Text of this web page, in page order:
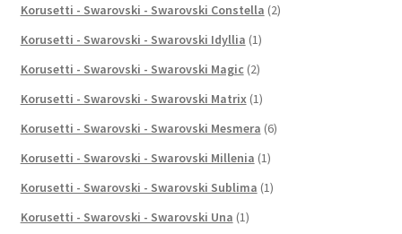
Korusetti - Swarovski - Swarovski Constella (2)
Korusetti - Swarovski - Swarovski Idyllia (1)
Korusetti - Swarovski - Swarovski Magic (2)
Korusetti - Swarovski - Swarovski Matrix (1)
Korusetti - Swarovski - Swarovski Mesmera (6)
Korusetti - Swarovski - Swarovski Millenia (1)
Korusetti - Swarovski - Swarovski Sublima (1)
Korusetti - Swarovski - Swarovski Una (1)